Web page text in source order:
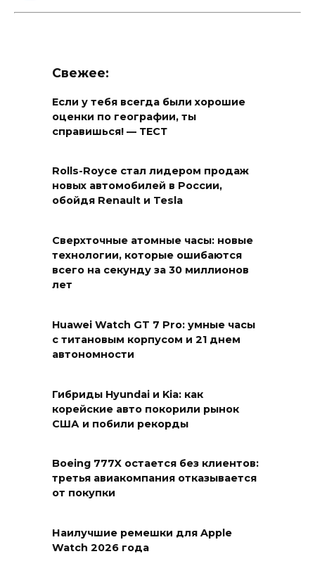
Свежее:
Если у тебя всегда были хорошие
оценки по географии, ты
справишься! — ТЕСТ
Rolls-Royce стал лидером продаж
новых автомобилей в России,
обойдя Renault и Tesla
Сверхточные атомные часы: новые
технологии, которые ошибаются
всего на секунду за 30 миллионов
лет
Huawei Watch GT 7 Pro: умные часы
с титановым корпусом и 21 днем
автономности
Гибриды Hyundai и Kia: как
корейские авто покорили рынок
США и побили рекорды
Boeing 777X остается без клиентов:
третья авиакомпания отказывается
от покупки
Наилучшие ремешки для Apple
Watch 2026 года